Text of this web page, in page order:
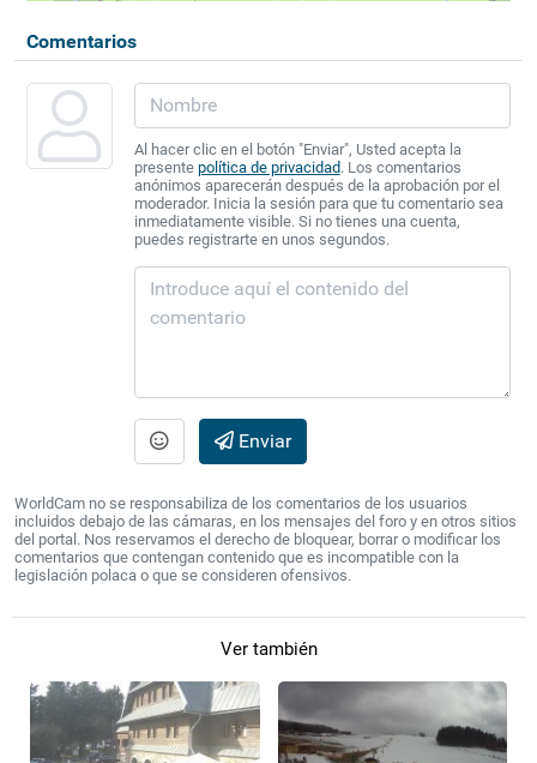
Comentarios
Al hacer clic en el botón "Enviar", Usted acepta la
presente política de privacidad. Los comentarios
anónimos aparecerán después de la aprobación por el
moderador. Inicia la sesión para que tu comentario sea
inmediatamente visible. Si no tienes una cuenta,
puedes registrarte en unos segundos.
Enviar
WorldCam no se responsabiliza de los comentarios de los usuarios
incluidos debajo de las cámaras, en los mensajes del foro y en otros sitios
del portal. Nos reservamos el derecho de bloquear, borrar o modificar los
comentarios que contengan contenido que es incompatible con la
legislación polaca o que se consideren ofensivos.
Ver también